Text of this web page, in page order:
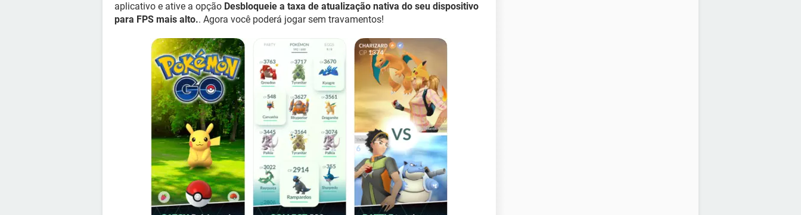
aplicativo e ative a opção Desbloqueie a taxa de atualização nativa do seu dispositivo
para FPS mais alto.. Agora você poderá jogar sem travamentos!